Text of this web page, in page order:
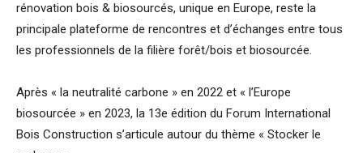
rénovation bois & biosourcés, unique en Europe, reste la
principale plateforme de rencontres et d’échanges entre tous
les professionnels de la filière forêt/bois et biosourcée.
Après « la neutralité carbone » en 2022 et « l’Europe
biosourcée » en 2023, la 13e édition du Forum International
Bois Construction s’articule autour du thème « Stocker le